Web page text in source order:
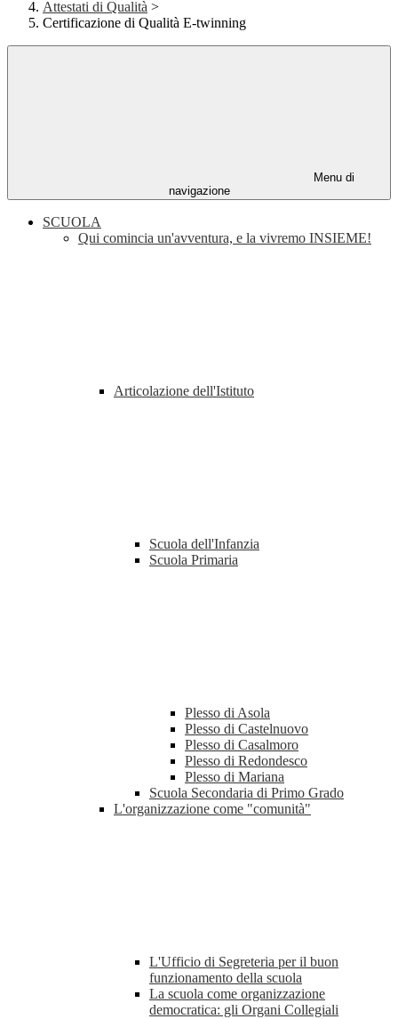
Attestati di Qualità >
Certificazione di Qualità E-twinning
Menu di
navigazione
SCUOLA
Qui comincia un'avventura, e la vivremo INSIEME!
Articolazione dell'Istituto
Scuola dell'Infanzia
Scuola Primaria
Plesso di Asola
Plesso di Castelnuovo
Plesso di Casalmoro
Plesso di Redondesco
Plesso di Mariana
Scuola Secondaria di Primo Grado
L'organizzazione come "comunità"
L'Ufficio di Segreteria per il buon
funzionamento della scuola
La scuola come organizzazione
democratica: gli Organi Collegiali